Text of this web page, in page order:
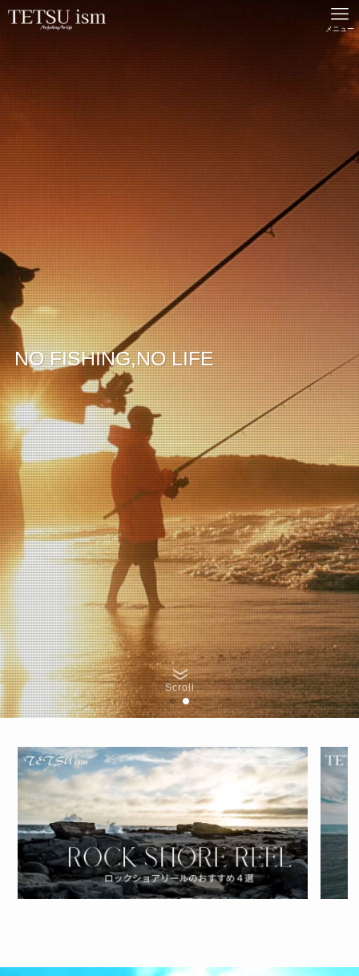
メニュー
NO FISHING,NO LIFE
Scroll